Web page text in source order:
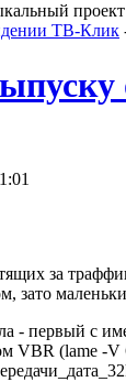
ТВ-Клик
за
зато
- первый с
VBR (lame -